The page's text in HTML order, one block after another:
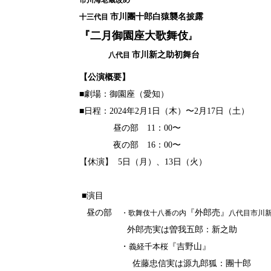
十三代目 市川團十郎白猿襲名披露
『二月御園座大歌舞伎』
八代目 市川新之助初舞台
【公演概要】
■劇場：御園座（愛知）
■日程：2024年2月1 日（木）〜2月17日（土）
昼の部 11：00〜
夜の部 16：00〜
【休演】 5日（月）、13日（火）
■演目
昼の部 ・歌舞伎十八番の内 『外郎売』 八代目市川
外郎売実は曽我五郎：新之助
・ 義経千本桜 『吉野山』
佐藤忠信実は源九郎狐：團